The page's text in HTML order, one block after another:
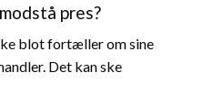
pres?
blot fortæller om sine
Det kan ske